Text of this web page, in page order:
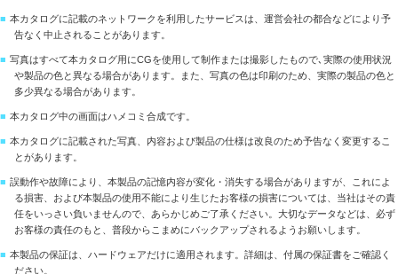
■ 本カタログに記載のネットワークを利用したサービスは、運営会社の都合などにより予
告なく中止されることがあります。
■ 写真はすべて本カタログ用にCGを使用して制作または撮影したもので､実際の使用状況
や製品の色と異なる場合があります。また、写真の色は印刷のため、実際の製品の色と
多少異なる場合があります。
■ 本カタログ中の画面はハメコミ合成です。
■ 本カタログに記載された写真、内容および製品の仕様は改良のため予告なく変更するこ
とがあります。
■ 誤動作や故障により、本製品の記憶内容が変化・消失する場合がありますが、これによ
る損害、および本製品の使用不能により生じたお客様の損害については、当社はその責
任をいっさい負いませんので、あらかじめご了承ください。大切なデータなどは、必ず
お客様の責任のもと、普段からこまめにバックアップされるようお願いします。
■ 本製品の保証は、ハードウェアだけに適用されます。詳細は、付属の保証書をご確認く
ださい。